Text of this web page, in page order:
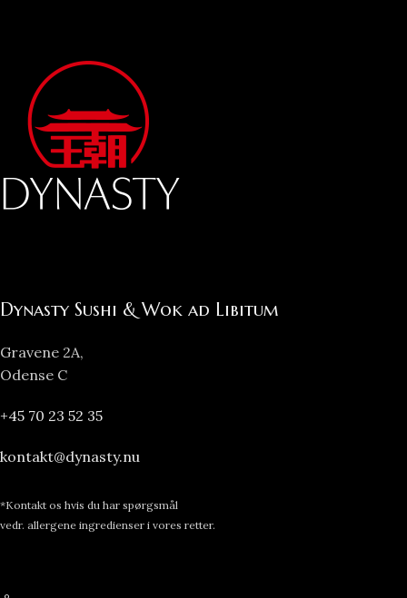
Dynasty Sushi & Wok ad Libitum
Gravene 2A,
Odense C
+45 70 23 52 35
kontakt@dynasty.nu
*Kontakt os hvis du har spørgsmål
vedr. allergene ingredienser i vores retter.